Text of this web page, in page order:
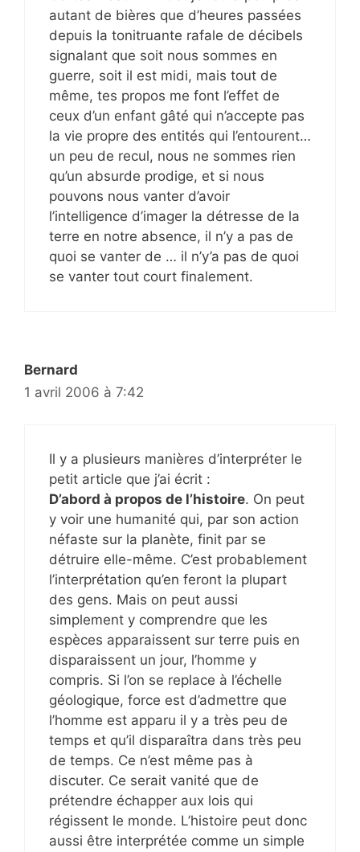
autant de bières que d’heures passées
depuis la tonitruante rafale de décibels
signalant que soit nous sommes en
guerre, soit il est midi, mais tout de
même, tes propos me font l’effet de
ceux d’un enfant gâté qui n’accepte pas
la vie propre des entités qui l’entourent…
un peu de recul, nous ne sommes rien
qu’un absurde prodige, et si nous
pouvons nous vanter d’avoir
l’intelligence d’imager la détresse de la
terre en notre absence, il n’y a pas de
quoi se vanter de … il n’y’a pas de quoi
se vanter tout court finalement.
Bernard
1 avril 2006 à 7:42
Il y a plusieurs manières d’interpréter le
petit article que j’ai écrit :
D’abord à propos de l’histoire. On peut
y voir une humanité qui, par son action
néfaste sur la planète, finit par se
détruire elle-même. C’est probablement
l’interprétation qu’en feront la plupart
des gens. Mais on peut aussi
simplement y comprendre que les
espèces apparaissent sur terre puis en
disparaissent un jour, l’homme y
compris. Si l’on se replace à l’échelle
géologique, force est d’admettre que
l’homme est apparu il y a très peu de
temps et qu’il disparaîtra dans très peu
de temps. Ce n’est même pas à
discuter. Ce serait vanité que de
prétendre échapper aux lois qui
régissent le monde. L’histoire peut donc
aussi être interprétée comme un simple